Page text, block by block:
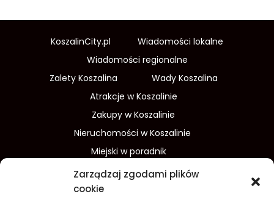
Zarządzaj zgodami plików
cookie
KoszalinCity.pl
Wiadomości lokalne
Wiadomości regionalne
Zalety Koszalina
Wady Koszalina
Atrakcje w Koszalinie
Zakupy w Koszalinie
Nieruchomości w Koszalinie
Miejski w poradnik
Wydarzenia w Koszalinie
Sport w Koszalinie